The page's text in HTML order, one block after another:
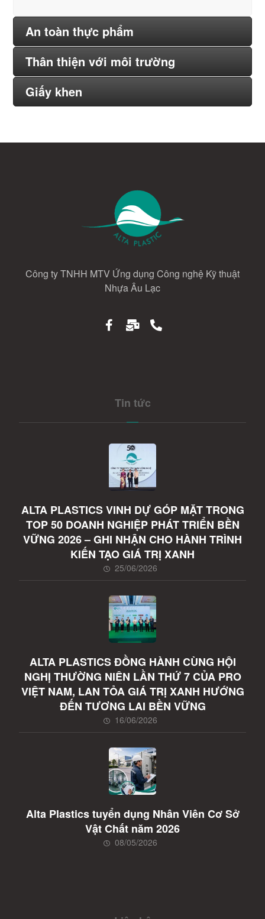
An toàn thực phẩm
Thân thiện với môi trường
Giấy khen
Công ty TNHH MTV Ứng dụng Công nghệ Kỹ thuật
Nhựa Âu Lạc
Tin tức
ALTA PLASTICS VINH DỰ GÓP MẶT TRONG
TOP 50 DOANH NGHIỆP PHÁT TRIỂN BỀN
VỮNG 2026 – GHI NHẬN CHO HÀNH TRÌNH
KIẾN TẠO GIÁ TRỊ XANH
25/06/2026
ALTA PLASTICS ĐỒNG HÀNH CÙNG HỘI
NGHỊ THƯỜNG NIÊN LẦN THỨ 7 CỦA PRO
VIỆT NAM, LAN TỎA GIÁ TRỊ XANH HƯỚNG
ĐẾN TƯƠNG LAI BỀN VỮNG
16/06/2026
Alta Plastics tuyển dụng Nhân Viên Cơ Sở
Vật Chất năm 2026
08/05/2026